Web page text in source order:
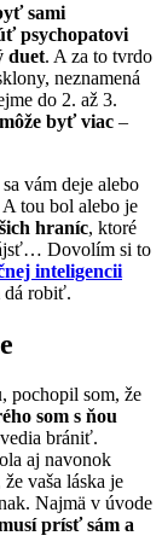
sami
psychopatovi
duet. A za to tvrdo
neznamená
do 2. až 3.
byť viac –
vám deje alebo
tou bol alebo je
hraníc, ktoré
Dovolím si to
inteligencii
dá robiť.
pochopil som, že
som s ňou
brániť.
aj navonok
vaša láska je
Najmä v úvode
prísť sám a